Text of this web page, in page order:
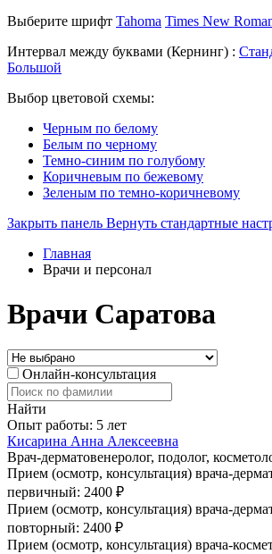
Выберите шрифт Tahoma Times New
Интервал между буквами (Кернинг) :
Большой
Выбор цветовой схемы:
Черным по белому
Белым по черному
Темно-синим по голубому
Коричневым по бежевому
Зеленым по темно-коричневому
Закрыть панель Вернуть стандартные
Главная
Врачи и персонал
Врачи Саратова
Онлайн-консультация
Найти
Опыт работы: 5 лет
Кисарина Анна Алексеевна
Врач-дерматовенеролог, подолог,
Прием (осмотр, консультация) врача-
первичный: 2400 ₽
Прием (осмотр, консультация) врача-
повторный: 2400 ₽
Прием (осмотр, консультация) врача-